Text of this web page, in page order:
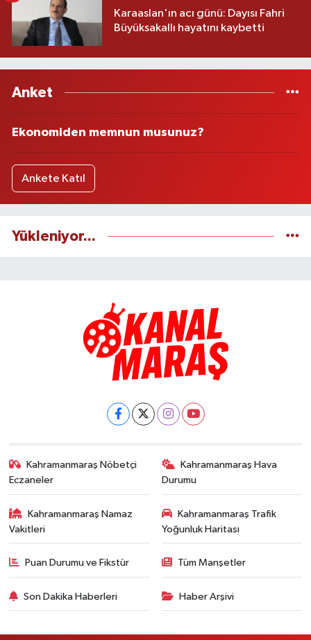
Karaaslan'ın acı günü: Dayısı Fahri
Büyüksakallı hayatını kaybetti
Anket
Ekonomiden memnun musunuz?
Ankete Katıl
Yükleniyor...
Kahramanmaraş Nöbetçi
Eczaneler
Kahramanmaraş Hava
Durumu
Kahramanmaraş Namaz
Vakitleri
Kahramanmaraş Trafik
Yoğunluk Haritası
Puan Durumu ve Fikstür Tüm Manşetler
Son Dakika Haberleri Haber Arşivi